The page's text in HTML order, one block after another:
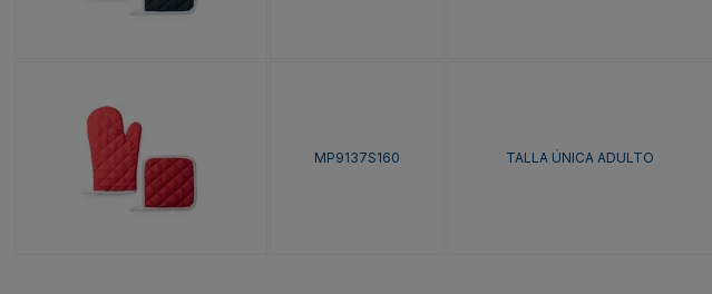
MP9137S160 TALLA ÚNICA ADULTO